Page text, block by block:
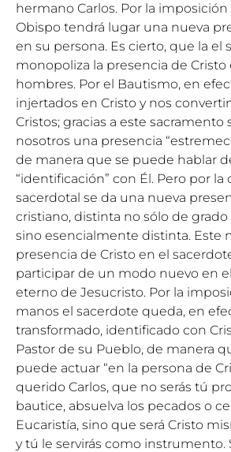
hermano Carlos. Por la
Obispo tendrá lugar una nueva
en su persona. Es cierto, que la el
monopoliza la presencia de Cristo
hombres. Por el Bautismo, en
injertados en Cristo y nos
Cristos; gracias a este sacramento
nosotros una presencia
de manera que se puede hablar
“identificación” con Él. Pero por la
sacerdotal se da una nueva
cristiano, distinta no sólo de
sino esencialmente distinta. Este
presencia de Cristo en el
participar de un modo nuevo en
eterno de Jesucristo. Por la
manos el sacerdote queda, en
transformado, identificado con
Pastor de su Pueblo, de manera
puede actuar “en la persona de
querido Carlos, que no serás tú
bautice, absuelva los pecados o
Eucaristía, sino que será Cristo
y tú le servirás como instrumento.